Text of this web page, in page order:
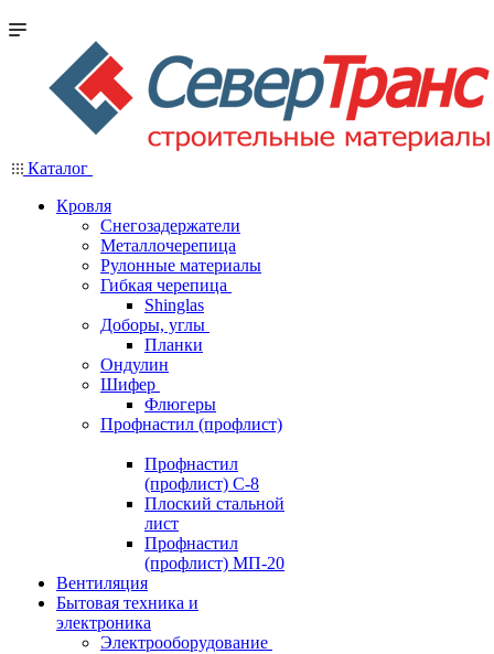
Каталог
Кровля
Снегозадержатели
Металлочерепица
Рулонные материалы
Гибкая черепица
Shinglas
Доборы, углы
Планки
Ондулин
Шифер
Флюгеры
Профнастил (профлист)
Профнастил
(профлист) С-8
Плоский стальной
лист
Профнастил
(профлист) МП-20
Вентиляция
Бытовая техника и
электроника
Электрооборудование